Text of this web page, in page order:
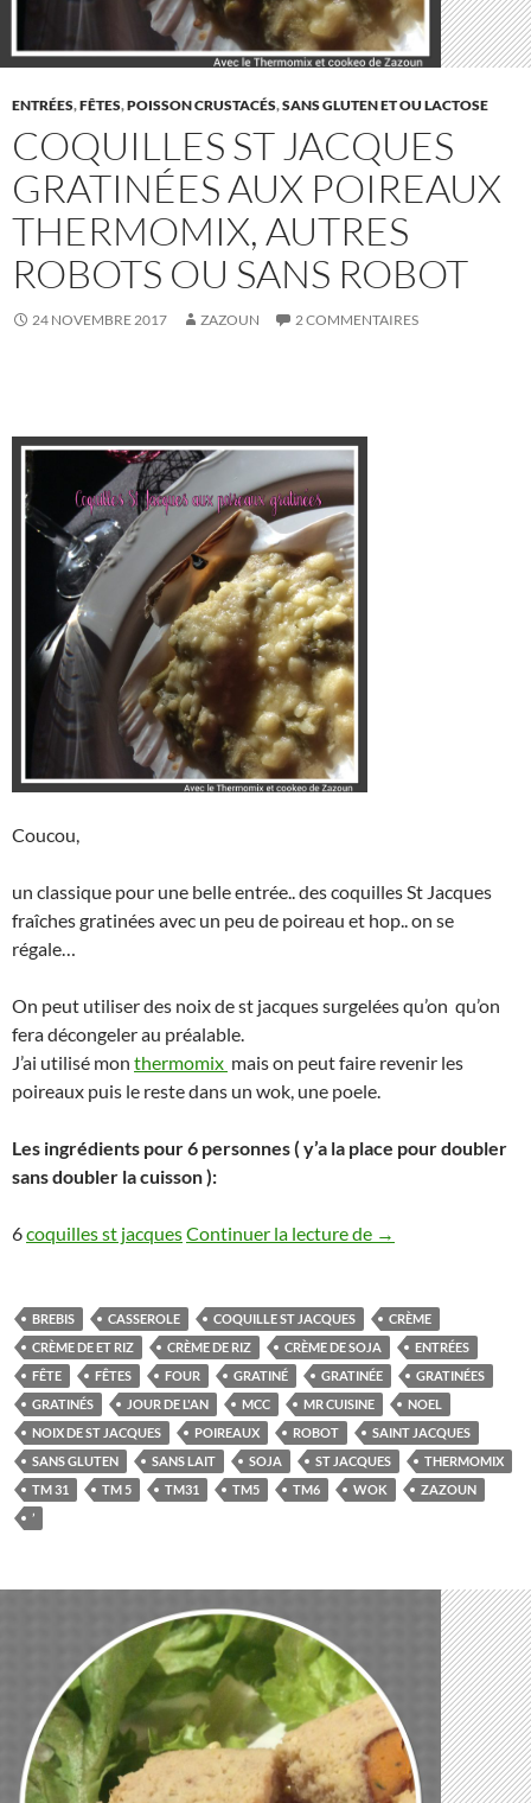
ENTRÉES,FÊTES,POISSON CRUSTACÉS,SANS GLUTEN ET OU LACTOSE
COQUILLES ST JACQUES
GRATINÉES AUX POIREAUX
THERMOMIX, AUTRES
ROBOTS OU SANS ROBOT
24 NOVEMBRE 2017 ZAZOUN 2 COMMENTAIRES
Coucou,
un classique pour une belle entrée.. des coquilles St Jacques
fraîches gratinées avec un peu de poireau et hop.. on se
régale…
On peut utiliser des noix de st jacques surgelées qu’on qu’on
fera décongeler au préalable.
J’ai utilisé mon thermomix mais on peut faire revenir les
poireaux puis le reste dans un wok, une poele.
Les ingrédients pour 6 personnes ( y’a la place pour doubler
sans doubler la cuisson ):
6coquilles st jacquesContinuer la lecture de Coquilles st
→
BREBIS CASSEROLE COQUILLE ST JACQUES
CRÈME
CRÈME DE ET RIZ
CRÈME DE RIZ CRÈME DE SOJA
ENTRÉES
FÊTE
FÊTES FOUR GRATINÉ GRATINÉE
GRATINÉES
GRATINÉS
JOUR DE L'AN MCC MR CUISINE
NOEL
NOIX DE ST JACQUES
POIREAUX ROBOT
SAINT JACQUES
SANS GLUTEN
SANS LAIT SOJA ST JACQUES
THERMOMIX
TM 31
TM 5 TM31 TM5 TM6 WOK
ZAZOUN
’